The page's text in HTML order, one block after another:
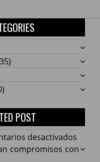
POST
desactivados
compromisos con